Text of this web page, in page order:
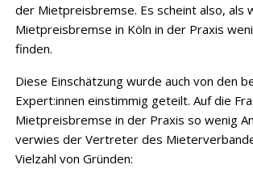
der Mietpreisbremse. Es scheint also, als
Mietpreisbremse in Köln in der Praxis
finden.
Diese Einschätzung wurde auch von den
Expert:innen einstimmig geteilt. Auf die
Mietpreisbremse in der Praxis so wenig
verwies der Vertreter des
Vielzahl von Gründen: